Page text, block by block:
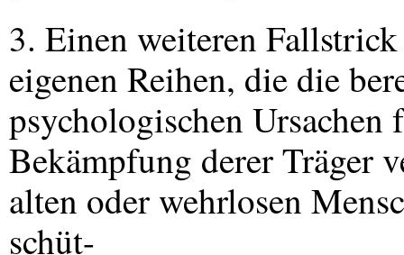
3. Einen weiteren
eigenen Reihen, die die
psychologischen
Bekämpfung derer Träger
alten oder wehrlosen
schüt-